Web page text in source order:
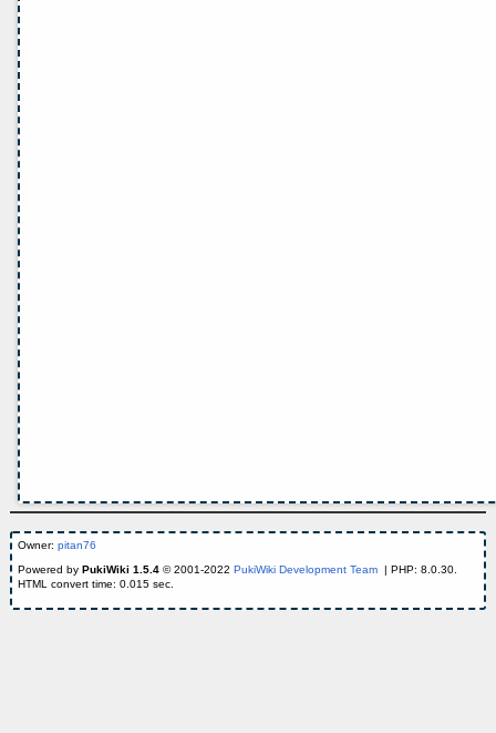
Owner: pitan76
Powered by PukiWiki 1.5.4© 2001-2022 PukiWiki Development Team| PHP: 8.0.30.
HTML convert time: 0.015 sec.